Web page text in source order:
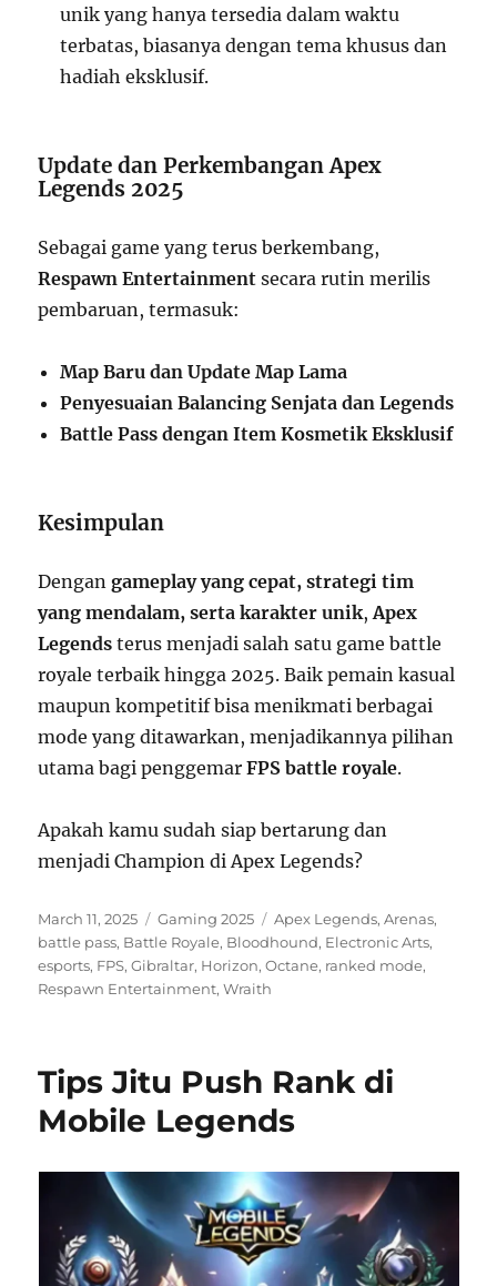
unik yang hanya tersedia dalam waktu
terbatas, biasanya dengan tema khusus dan
hadiah eksklusif.
Update dan Perkembangan Apex
Legends 2025
Sebagai game yang terus berkembang,
Respawn Entertainment secara rutin merilis
pembaruan, termasuk:
Map Baru dan Update Map Lama
Penyesuaian Balancing Senjata dan Legends
Battle Pass dengan Item Kosmetik Eksklusif
Kesimpulan
Dengangameplay yang cepat, strategi tim
yang mendalam, serta karakter unik,Apex
Legends terus menjadi salah satu game battle
royale terbaik hingga 2025. Baik pemain kasual
maupun kompetitif bisa menikmati berbagai
mode yang ditawarkan, menjadikannya pilihan
utama bagi penggemarFPS battle royale.
Apakah kamu sudah siap bertarung dan
menjadi Champion di Apex Legends?
Posted
on
March 11, 2025 Categories
Gaming 2025 Tags
Apex Legends,Arenas,
battle pass, Battle Royale, Bloodhound, Electronic Arts,
esports, FPS,Gibraltar, Horizon,Octane, ranked mode,
Respawn Entertainment,Wraith
Tips Jitu Push Rank di
Mobile Legends